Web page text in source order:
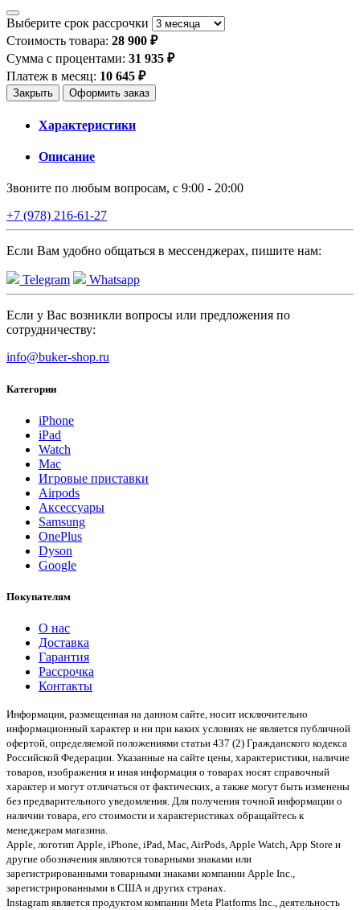
Выберите срок рассрочки
Стоимость товара: 28 900 ₽
Сумма с процентами: 31 935 ₽
Платеж в месяц: 10 645 ₽
Закрыть Оформить заказ
Характеристики
Описание
Звоните по любым вопросам, с 9:00 - 20:00
+7 (978) 216-61-27
Если Вам удобно общаться в мессенджерах, пишите нам:
Telegram Whatsapp
Если у Вас возникли вопросы или предложения по
сотрудничеству:
info@buker-shop.ru
Категории
iPhone
iPad
Watch
Mac
Игровые приставки
Airpods
Аксессуары
Samsung
OnePlus
Dyson
Google
Покупателям
О нас
Доставка
Гарантия
Рассрочка
Контакты
Информация, размещенная на данном сайте, носит исключительно
информационный характер и ни при каких условиях не является публичной
офертой, определяемой положениями статьи 437 (2) Гражданского кодекса
Российской Федерации. Указанные на сайте цены, характеристики, наличие
товаров, изображения и иная информация о товарах носят справочный
характер и могут отличаться от фактических, а также могут быть изменены
без предварительного уведомления. Для получения точной информации о
наличии товара, его стоимости и характеристиках обращайтесь к
менеджерам магазина.
Apple, логотип Apple, iPhone, iPad, Mac, AirPods, Apple Watch, App Store и
другие обозначения являются товарными знаками или
зарегистрированными товарными знаками компании Apple Inc.,
зарегистрированными в США и других странах.
Instagram является продуктом компании Meta Platforms Inc., деятельность